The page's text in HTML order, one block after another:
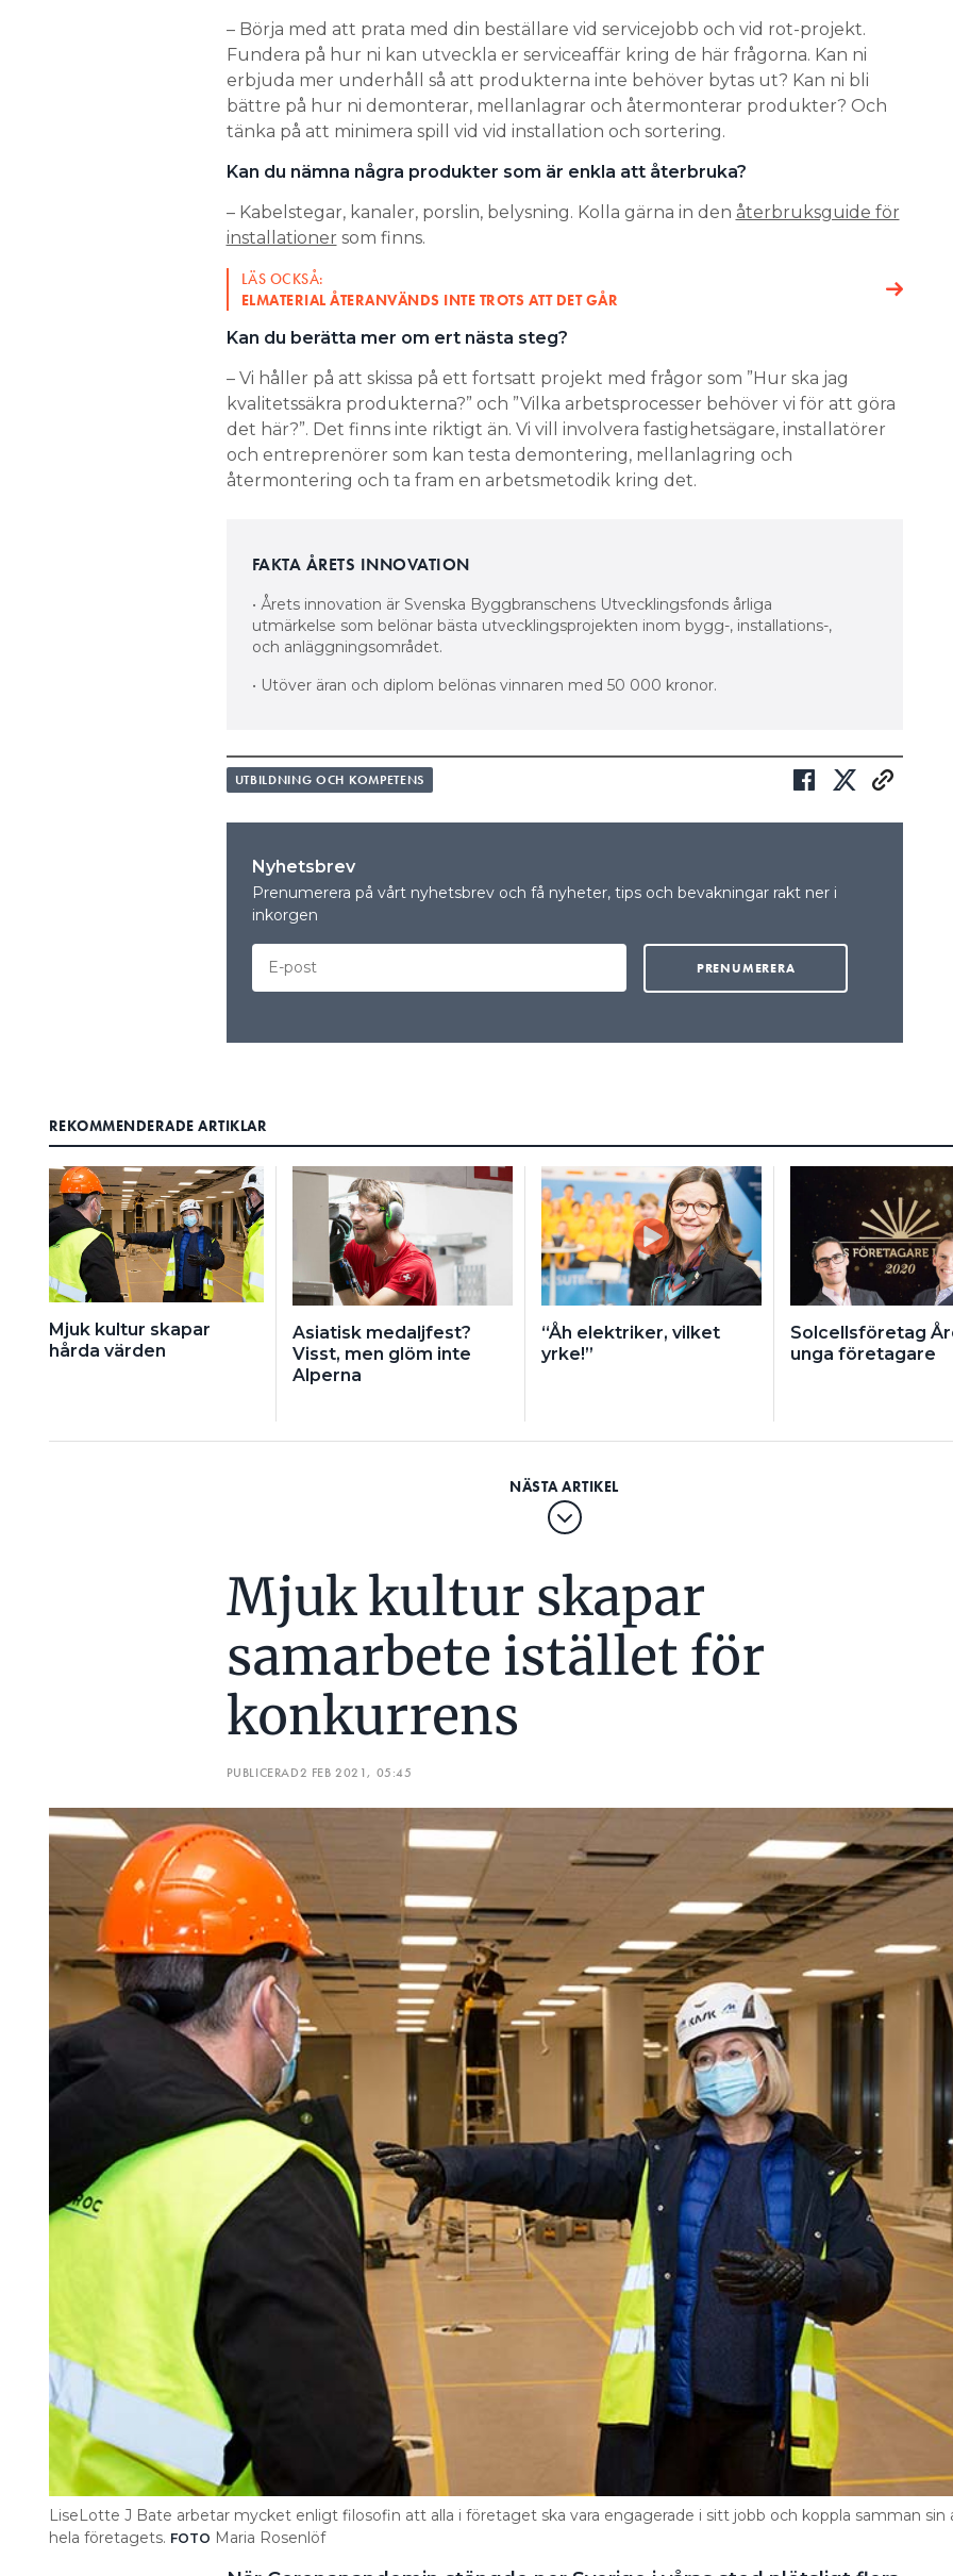
– Börja med att prata med din beställare vid servicejobb och vid rot-projekt.
Fundera på hur ni kan utveckla er serviceaffär kring de här frågorna. Kan ni
erbjuda mer underhåll så att produkterna inte behöver bytas ut? Kan ni bli
bättre på hur ni demonterar, mellanlagrar och återmonterar produkter? Och
tänka på att minimera spill vid vid installation och sortering.
Kan du nämna några produkter som är enkla att återbruka?
– Kabelstegar, kanaler, porslin, belysning. Kolla gärna in den återbruksguide för
installationer som finns.
LÄS OCKSÅ:
ELMATERIAL ÅTERANVÄNDS INTE TROTS ATT DET GÅR
Kan du berätta mer om ert nästa steg?
– Vi håller på att skissa på ett fortsatt projekt med frågor som ”Hur ska jag
kvalitetssäkra produkterna?” och ”Vilka arbetsprocesser behöver vi för att göra
det här?”. Det finns inte riktigt än. Vi vill involvera fastighetsägare, installatörer
och entreprenörer som kan testa demontering, mellanlagring och
återmontering och ta fram en arbetsmetodik kring det.
FAKTA ÅRETS INNOVATION
• Årets innovation är Svenska Byggbranschens Utvecklingsfonds årliga
utmärkelse som belönar bästa utvecklingsprojekten inom bygg-, installations-,
och anläggningsområdet.
• Utöver äran och diplom belönas vinnaren med 50 000 kronor.
UTBILDNING OCH KOMPETENS
Nyhetsbrev
Prenumerera på vårt nyhetsbrev och få nyheter, tips och bevakningar rakt ner i
inkorgen
REKOMMENDERADE ARTIKLAR
Mjuk kultur skapar
hårda värden
Asiatisk medaljfest?
Visst, men glöm inte
Alperna
“Åh elektriker, vilket
yrke!”
Solcellsföretag
unga företagare
Mjuk kultur skapar
samarbete istället för
konkurrens
PUBLICERAD2 FEB 2021, 05:45
LiseLotte J Bate arbetar mycket enligt filosofin att alla i företaget ska vara engagerade i sitt jobb och koppla samman sin
hela företagets. FOTO Maria Rosenlöf